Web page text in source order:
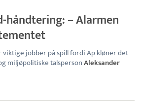
håndtering: – Alarmen
viktige jobber på spill fordi Ap kløner det
miljøpolitiske talspersonAleksander